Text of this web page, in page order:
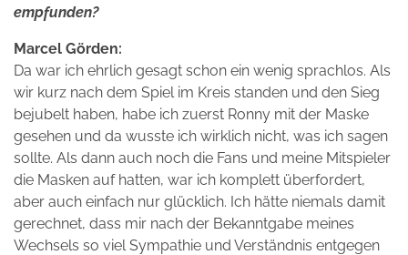
empfunden?
Marcel Görden:
Da war ich ehrlich gesagt schon ein wenig sprachlos. Als
wir kurz nach dem Spiel im Kreis standen und den Sieg
bejubelt haben, habe ich zuerst Ronny mit der Maske
gesehen und da wusste ich wirklich nicht, was ich sagen
sollte. Als dann auch noch die Fans und meine Mitspieler
die Masken auf hatten, war ich komplett überfordert,
aber auch einfach nur glücklich. Ich hätte niemals damit
gerechnet, dass mir nach der Bekanntgabe meines
Wechsels so viel Sympathie und Verständnis entgegen